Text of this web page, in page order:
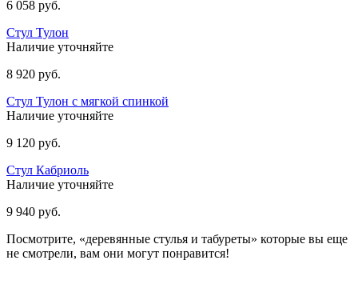
6 058 руб.
Стул Тулон
Наличие уточняйте
8 920 руб.
Стул Тулон с мягкой спинкой
Наличие уточняйте
9 120 руб.
Стул Кабриоль
Наличие уточняйте
9 940 руб.
Посмотрите, «деревянные стулья и табуреты» которые вы еще
не смотрели, вам они могут понравится!